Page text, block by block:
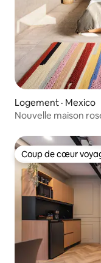
Logement · Mexico
Nouvelle maison
Coup de cœur
Coup de cœur